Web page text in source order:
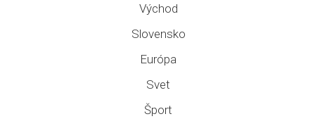
Východ
Slovensko
Európa
Svet
Šport